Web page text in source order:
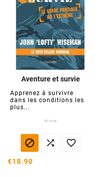
Aventure et survie
Apprenez à survivre
dans les conditions les
plus...
  
€18.90